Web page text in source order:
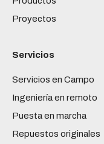
Proyectos
Servicios
Servicios en Campo
Ingeniería en remoto
Puesta en marcha
Repuestos originales